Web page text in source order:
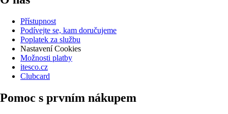
Přístupnost
Podívejte se, kam doručujeme
Poplatek za službu
Nastavení Cookies
Možnosti platby
itesco.cz
Clubcard
Pomoc s prvním nákupem